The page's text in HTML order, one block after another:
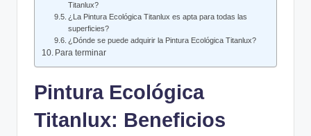
Titanlux?
¿La Pintura Ecológica Titanlux es apta para todas las
superficies?
¿Dónde se puede adquirir la Pintura Ecológica Titanlux?
Para terminar
Pintura Ecológica
Titanlux: Beneficios